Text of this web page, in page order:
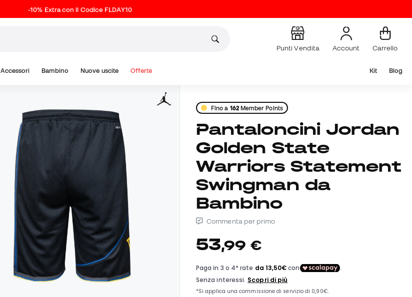
-10% Extra con il Codice FLDAY10
Punti Vendita Account Carrello
Accessori Bambino Nuove uscite Offerte Kit Blog
Fino a 162Member Points
Pantaloncini Jordan
Golden State
Warriors Statement
Swingman da
Bambino
Commenta per primo
53,99 €